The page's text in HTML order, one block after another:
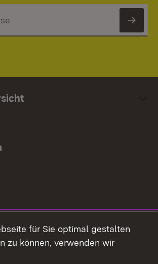
für Sie optimal gestalten
zu können, verwenden wir